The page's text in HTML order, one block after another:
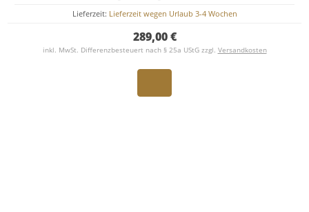
Lieferzeit: Lieferzeit wegen Urlaub 3-4 Wochen
289,00 €
inkl. MwSt. Differenzbesteuert nach § 25a UStG zzgl. Versandkosten